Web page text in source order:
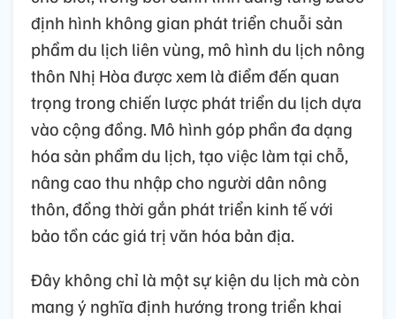
định hình không gian phát triển chuỗi sản
phẩm du lịch liên vùng, mô hình du lịch nông
thôn Nhị Hòa được xem là điểm đến quan
trọng trong chiến lược phát triển du lịch dựa
vào cộng đồng. Mô hình góp phần đa dạng
hóa sản phẩm du lịch, tạo việc làm tại chỗ,
nâng cao thu nhập cho người dân nông
thôn, đồng thời gắn phát triển kinh tế với
bảo tồn các giá trị văn hóa bản địa.
Đây không chỉ là một sự kiện du lịch mà còn
mang ý nghĩa định hướng trong triển khai